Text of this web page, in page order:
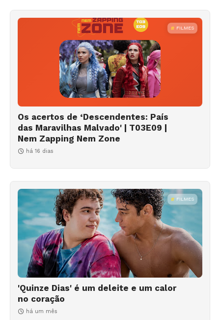
FILMES
Os acertos de ‘Descendentes: País
das Maravilhas Malvado' | T03E09 |
Nem Zapping Nem Zone
há 16 dias
FILMES
'Quinze Dias' é um deleite e um calor
no coração
há um mês